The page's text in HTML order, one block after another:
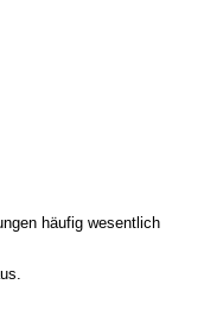
häufig wesentlich